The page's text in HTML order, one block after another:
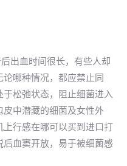
出血时间很长，有些人却
哪种情况，都应禁止同
松弛状态，阻止细菌进入
中潜藏的细菌及女性外
行感在哪可以买到进口打
血窦开放，易于被细菌感